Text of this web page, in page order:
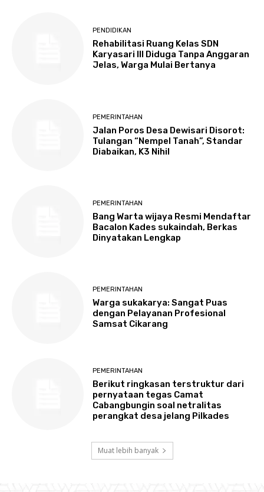
PENDIDIKAN
Rehabilitasi Ruang Kelas SDN
Karyasari III Diduga Tanpa Anggaran
Jelas, Warga Mulai Bertanya
PEMERINTAHAN
Jalan Poros Desa Dewisari Disorot:
Tulangan “Nempel Tanah”, Standar
Diabaikan, K3 Nihil
PEMERINTAHAN
Bang Warta wijaya Resmi Mendaftar
Bacalon Kades sukaindah, Berkas
Dinyatakan Lengkap
PEMERINTAHAN
Warga sukakarya: Sangat Puas
dengan Pelayanan Profesional
Samsat Cikarang
PEMERINTAHAN
Berikut ringkasan terstruktur dari
pernyataan tegas Camat
Cabangbungin soal netralitas
perangkat desa jelang Pilkades
Muat lebih banyak